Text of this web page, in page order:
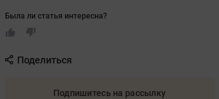
Была ли статья интересна?
Поделиться
Подпишитесь на рассылку